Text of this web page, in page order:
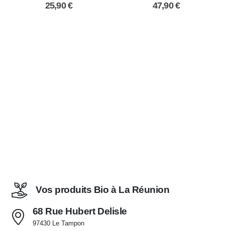
25,90€ 47,90€
Vos produits Bio à La Réunion
68 Rue Hubert Delisle
97430 Le Tampon